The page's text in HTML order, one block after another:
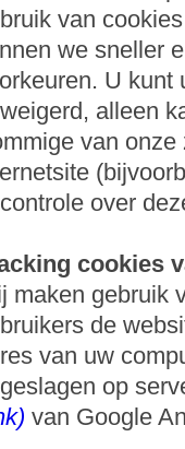
van
we sneller
U kunt
alleen
van
over
cookies
maken gebruik
de
van uw
op
van Google